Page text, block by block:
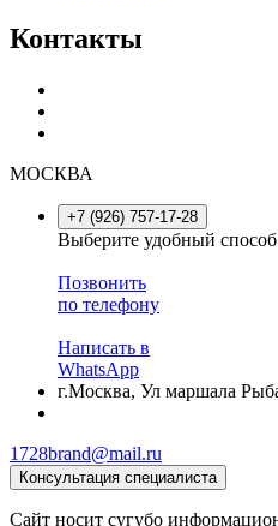
Контакты
МОСКВА
+7 (926) 757-17-28
Выберите удобный способ
Позвонить
по телефону
Написать в
WhatsApp
г.Москва, Ул маршала
1728brand@mail.ru
Консультация специалиста
Сайт носит сугубо